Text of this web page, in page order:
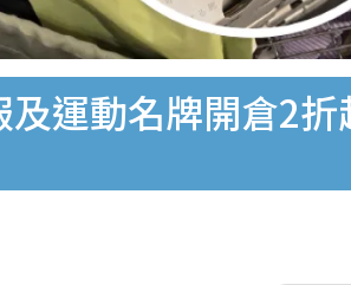
運動名牌開倉2